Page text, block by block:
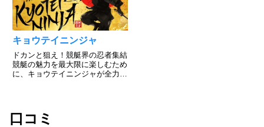
キョウテイニンジャ
ドカンと狙え！競艇界の忍者集結
競艇の魅力を最大限に楽しむため
に、キョウテイニンジャが全力で
になったときの楽しさは別格で
す。当たれば大きな利益を得るこ
口コミ